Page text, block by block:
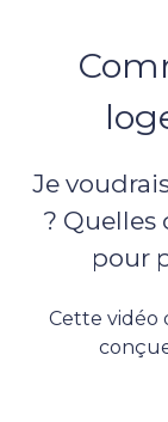
Je
?
pour
Cette vidéo